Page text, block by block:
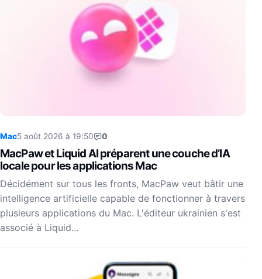
Mac5 août 2026 à 19:50 0
MacPaw et Liquid AI préparent une couche d’IA
locale pour les applications Mac
Décidément sur tous les fronts, MacPaw veut bâtir une
intelligence artificielle capable de fonctionner à travers
plusieurs applications du Mac. L'éditeur ukrainien s'est
associé à Liquid…